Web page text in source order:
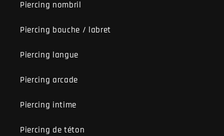
Piercing nombril
Piercing bouche / labret
Piercing langue
Piercing arcade
Piercing intime
Piercing de téton